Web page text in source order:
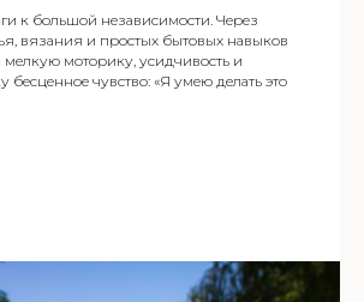
к большой независимости. Через
вязания и простых бытовых навыков
моторику, усидчивость и
бесценное чувство: «Я умею делать это